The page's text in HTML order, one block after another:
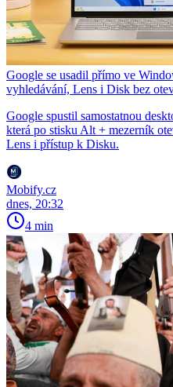
Google se usadil přímo ve
vyhledávání, Lens i Disk bez
Google spustil samostatnou
která po stisku Alt + mezerník
Lens i přístup k Disku.
Mobify.cz
dnes, 20:32
4 min